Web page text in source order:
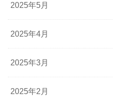
2025年5月
2025年4月
2025年3月
2025年2月